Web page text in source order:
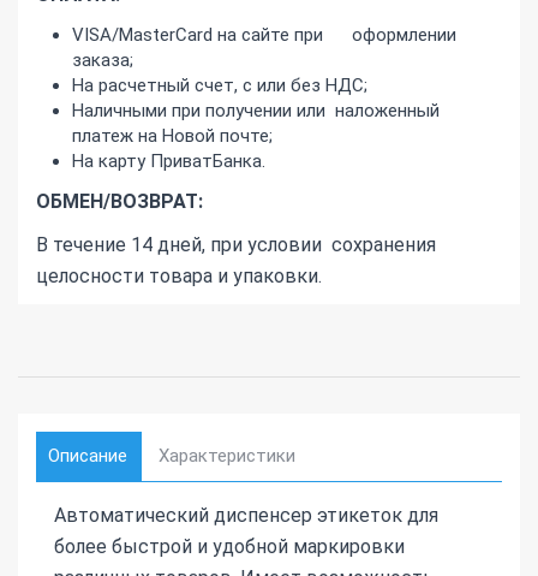
VISA/MasterCard на сайте при оформлении
заказа;
На расчетный счет, с или без НДС;
Наличными при получении или наложенный
платеж на Новой почте;
На карту ПриватБанка.
ОБМЕН/ВОЗВРАТ:
В течение 14 дней, при условии сохранения
целосности товара и упаковки.
Описание Характеристики
Автоматический диспенсер этикеток для
более быстрой и удобной маркировки